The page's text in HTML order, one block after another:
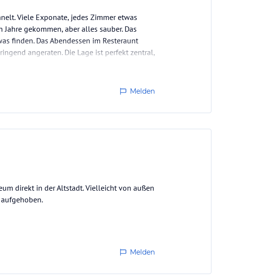
Viele Exponate, jedes Zimmer etwas
gekommen, aber alles sauber. Das
finden. Das Abendessen im Resteraunt
angeraten. Die Lage ist perfekt zentral,
Melden
direkt in der Altstadt. Vielleicht von außen
Melden